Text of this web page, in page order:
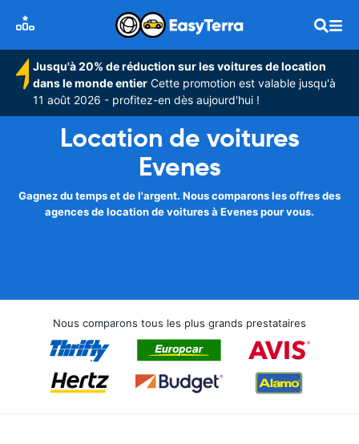
Jusqu'à 20% de réduction sur les voitures de location
dans le monde entier Cette promotion est valable jusqu'à
11 août 2026 - profitez-en dès aujourd'hui !
Location de voitures
Evenes
Gagnez du temps et de l'argent. Nous comparons les offres des
agences de location de voitures à Evenes pour vous.
Nous comparons tous les plus grands prestataires